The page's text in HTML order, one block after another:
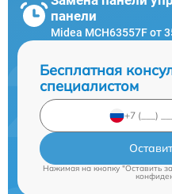
панели
Midea MCH63557F от
Бесплатная
специалистом
Нажимая на кнопку "Оставить